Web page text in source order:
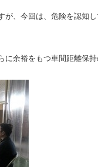
が、今回は、危険を認知
に余裕をもつ車間距離保